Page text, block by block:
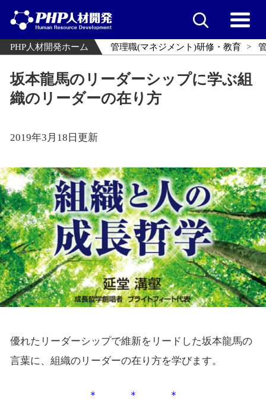
PHP人材開発ホーム 管理職(マネジメント)研修・教育
坂本龍馬のリーダーシップに学ぶ組
織のリーダーの在り方
2019年3月18日更新
優れたリーダーシップで維新をリードした坂本龍馬の
言葉に、組織のリーダーの在り方を学びます。
＊ ＊ ＊